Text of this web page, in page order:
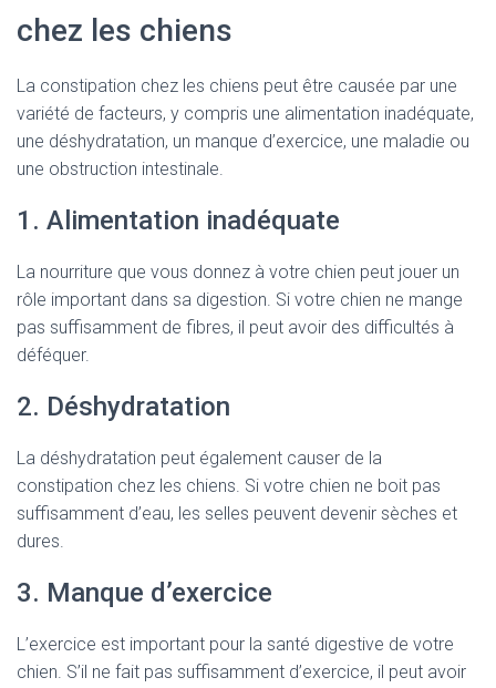
chez les chiens
La constipation chez les chiens peut être causée par une
variété de facteurs, y compris une alimentation inadéquate,
une déshydratation, un manque d’exercice, une maladie ou
une obstruction intestinale.
1. Alimentation inadéquate
La nourriture que vous donnez à votre chien peut jouer un
rôle important dans sa digestion. Si votre chien ne mange
pas suffisamment de fibres, il peut avoir des difficultés à
déféquer.
2. Déshydratation
La déshydratation peut également causer de la
constipation chez les chiens. Si votre chien ne boit pas
suffisamment d’eau, les selles peuvent devenir sèches et
dures.
3. Manque d’exercice
L’exercice est important pour la santé digestive de votre
chien. S’il ne fait pas suffisamment d’exercice, il peut avoir